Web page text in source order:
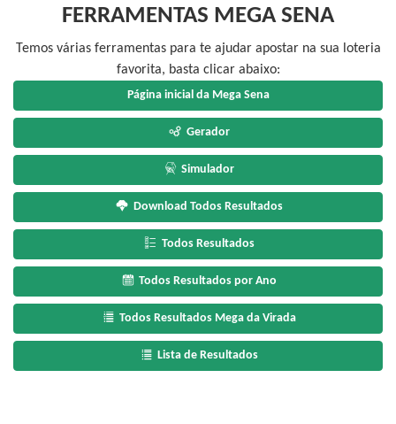
FERRAMENTAS MEGA SENA
Temos várias ferramentas para te ajudar apostar na sua loteria
favorita, basta clicar abaixo:
Página inicial da Mega Sena
Gerador
Simulador
Download Todos Resultados
Todos Resultados
Todos Resultados por Ano
Todos Resultados Mega da Virada
Lista de Resultados